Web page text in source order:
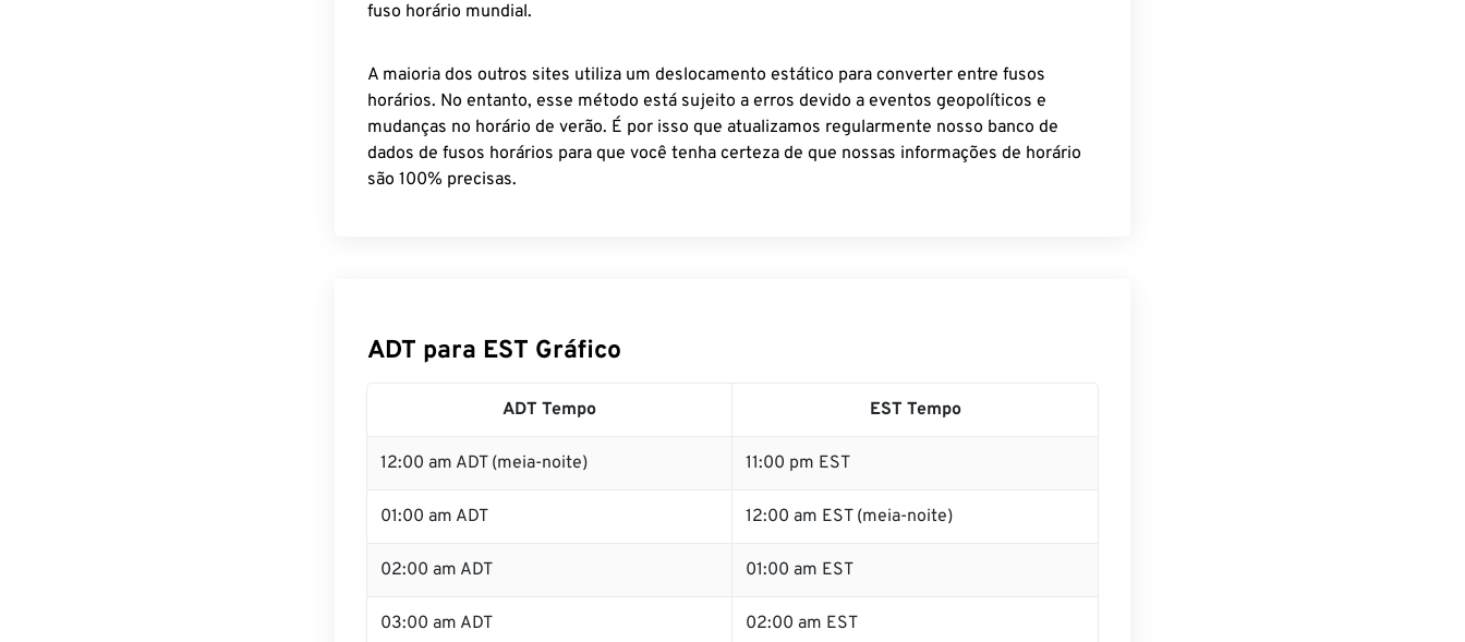
fuso horário mundial.
A maioria dos outros sites utiliza um deslocamento estático para converter entre fusos
horários. No entanto, esse método está sujeito a erros devido a eventos geopolíticos e
mudanças no horário de verão. É por isso que atualizamos regularmente nosso banco de
dados de fusos horários para que você tenha certeza de que nossas informações de horário
são 100% precisas.
ADT para EST Gráfico
ADT Tempo EST Tempo
12:00 am ADT (meia-noite) 11:00 pm EST
01:00 am ADT 12:00 am EST (meia-noite)
02:00 am ADT 01:00 am EST
03:00 am ADT 02:00 am EST